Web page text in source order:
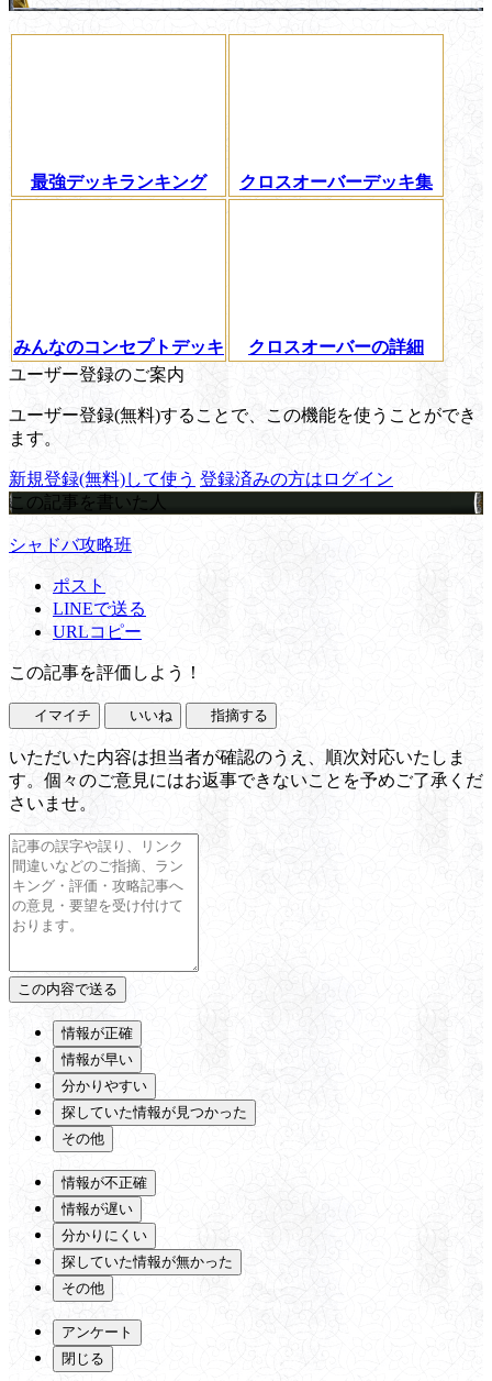
最強デッキランキング クロスオーバーデッキ集
みんなのコンセプトデッキ
クロスオーバーの詳細
ユーザー登録のご案内
ユーザー登録(無料)することで、この機能を使うことができ
ます。
新規登録(無料)して使う 登録済みの方はログイン
この記事を書いた人
シャドバ攻略班
ポスト
LINEで送る
URLコピー
この記事を評価しよう！
イマイチ いいね 指摘する
いただいた内容は担当者が確認のうえ、順次対応いたしま
す。個々のご意見にはお返事できないことを予めご了承くだ
さいませ。
情報が正確
情報が早い
分かりやすい
探していた情報が見つかった
その他
情報が不正確
情報が遅い
分かりにくい
探していた情報が無かった
その他
アンケート
閉じる